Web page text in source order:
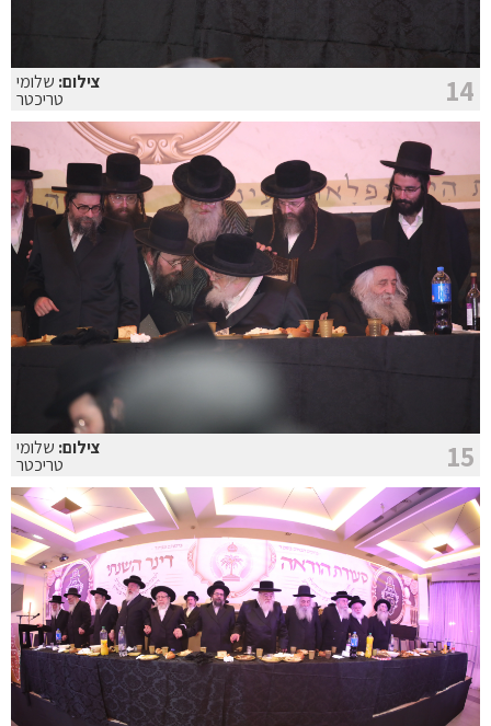
14 צילום: שלומי
טריכטר
15 צילום: שלומי
טריכטר